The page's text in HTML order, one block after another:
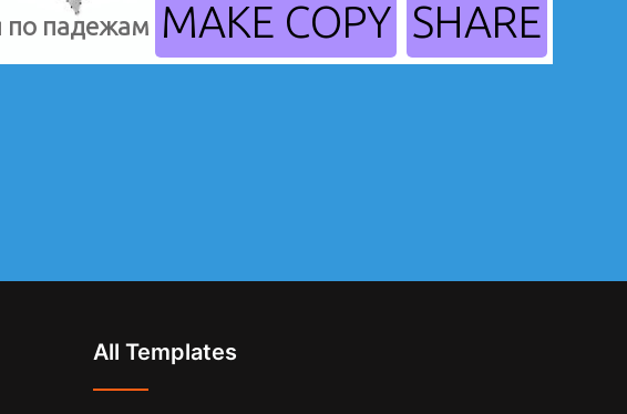
по падежам и числамMAKE COPY SHARE
All Templates